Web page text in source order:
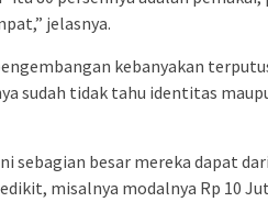
jelasnya.
kebanyakan
sudah tidak tahu identitas
sebagian besar mereka dapat
misalnya modalnya Rp 10